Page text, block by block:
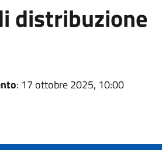
distribuzione
: 17 ottobre 2025, 10:00